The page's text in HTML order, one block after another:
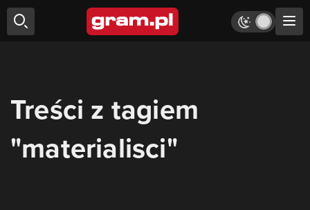
Treści z tagiem
"materialisci"